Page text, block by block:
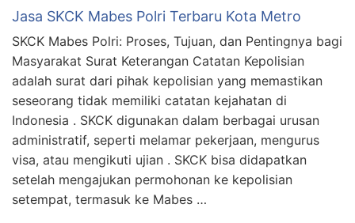
Jasa SKCK Mabes Polri Terbaru Kota Metro
SKCK Mabes Polri: Proses, Tujuan, dan Pentingnya bagi
Masyarakat Surat Keterangan Catatan Kepolisian
adalah surat dari pihak kepolisian yang memastikan
seseorang tidak memiliki catatan kejahatan di
Indonesia . SKCK digunakan dalam berbagai urusan
administratif, seperti melamar pekerjaan, mengurus
visa, atau mengikuti ujian . SKCK bisa didapatkan
setelah mengajukan permohonan ke kepolisian
setempat, termasuk ke Mabes …